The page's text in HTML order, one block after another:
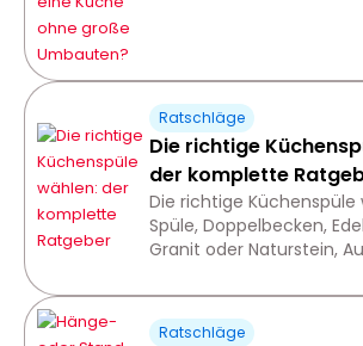
Ratschläge
Die richtige
der komplette
Die richtige Küchenspüle
Spüle, Doppelbecken,
Granit oder Naturstein,
Ratschläge